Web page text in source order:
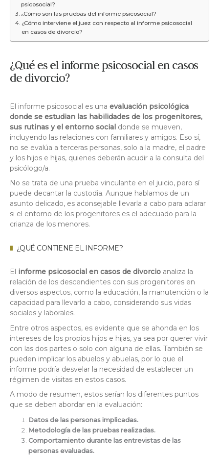
psicosocial?
¿Cómo son las pruebas del informe psicosocial?
¿Cómo interviene el juez con respecto al informe psicosocial
en casos de divorcio?
¿Qué es el informe psicosocial en casos
de divorcio?
El informe psicosocial es una evaluación psicológica
donde se estudian las habilidades de los progenitores,
sus rutinas y el entorno social donde se mueven,
incluyendo las relaciones con familiares y amigos. Eso sí,
no se evalúa a terceras personas, solo a la madre, el padre
y los hijos e hijas, quienes deberán acudir a la consulta del
psicólogo/a.
No se trata de una prueba vinculante en el juicio, pero sí
puede decantar la custodia. Aunque hablamos de un
asunto delicado, es aconsejable llevarla a cabo para aclarar
si el entorno de los progenitores es el adecuado para la
crianza de los menores.
¿QUÉ CONTIENE EL INFORME?
El informe psicosocial en casos de divorcio analiza la
relación de los descendientes con sus progenitores en
diversos aspectos, como la educación, la manutención o la
capacidad para llevarlo a cabo, considerando sus vidas
sociales y laborales.
Entre otros aspectos, es evidente que se ahonda en los
intereses de los propios hijos e hijas, ya sea por querer vivir
con las dos partes o solo con alguna de ellas. También se
pueden implicar los abuelos y abuelas, por lo que el
informe podría desvelar la necesidad de establecer un
régimen de visitas en estos casos.
A modo de resumen, estos serían los diferentes puntos
que se deben abordar en la evaluación:
Datos de las personas implicadas.
Metodología de las pruebas realizadas.
Comportamiento durante las entrevistas de las
personas evaluadas.